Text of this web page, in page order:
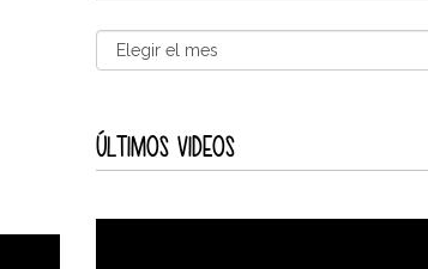
ÚLTIMOS VIDEOS